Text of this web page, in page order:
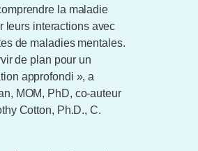
la maladie
leurs interactions avec
de maladies mentales.
de plan pour un
approfondi », a
MOM, PhD, co-auteur
Cotton, Ph.D., C.